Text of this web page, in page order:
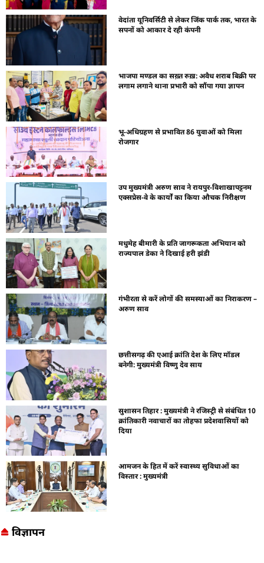
वेदांता यूनिवर्सिटी से लेकर जिंक पार्क तक, भारत के
सपनों को आकार दे रही कंपनी
भाजपा मण्डल का सख़्त रुख़: अवैध शराब बिक्री पर
लगाम लगाने थाना प्रभारी को सौंपा गया ज्ञापन
भू-अधिग्रहण से प्रभावित 86 युवाओं को मिला
रोजगार
उप मुख्यमंत्री अरुण साव ने रायपुर-विशाखापट्टनम
एक्सप्रेस-वे के कार्यों का किया औचक निरीक्षण
मधुमेह बीमारी के प्रति जागरूकता अभियान को
राज्यपाल डेका ने दिखाई हरी झंडी
गंभीरता से करें लोगों की समस्याओं का निराकरण –
अरुण साव
छत्तीसगढ़ की एआई क्रांति देश के लिए मॉडल
बनेगी: मुख्यमंत्री विष्णु देव साय
सुशासन तिहार : मुख्यमंत्री ने रजिस्ट्री से संबंधित 10
क्रांतिकारी नवाचारों का तोहफा प्रदेशवासियों को
दिया
आमजन के हित में करें स्वास्थ्य सुविधाओं का
विस्तार : मुख्यमंत्री
विज्ञापन